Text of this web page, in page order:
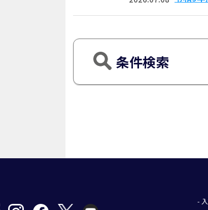
条件検索
-